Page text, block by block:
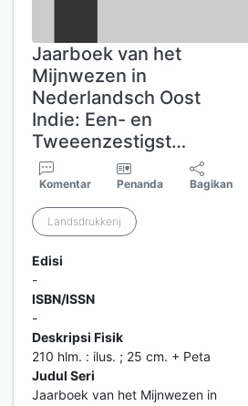
Jaarboek van het
Mijnwezen in
Nederlandsch Oost
Indie: Een- en
Tweeenzestigst…
Komentar Penanda Bagikan
Landsdrukkerij
Edisi
-
ISBN/ISSN
-
Deskripsi Fisik
210 hlm. : ilus. ; 25 cm. + Peta
Judul Seri
Jaarboek van het Mijnwezen in